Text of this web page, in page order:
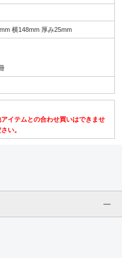
横148mm 厚み25mm
イテムとの合わせ買いはできませ
い。